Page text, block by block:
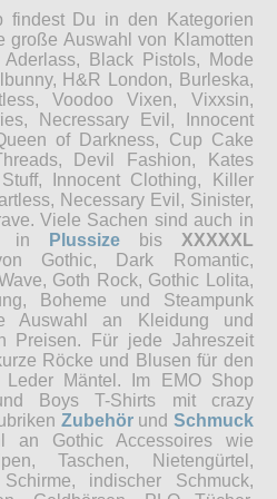
findest Du in den Kategorien
große Auswahl von Klamotten
Black Pistols, Mode
H&R London, Burleska,
Voodoo Vixen, Vixxsin,
Necressary Evil, Innocent
of Darkness, Cup Cake
Devil Fashion, Kates
Innocent Clothing, Killer
Necessary Evil, Sinister,
Viele Sachen sind auch in
in Plussize bis XXXXXL
Gothic, Dark Romantic,
Goth Rock, Gothic Lolita,
Boheme und Steampunk
Auswahl an Kleidung und
Preisen. Für jede Jahreszeit
Röcke und Blusen für den
Mäntel. Im EMO Shop
Boys T-Shirts mit crazy
Zubehörund Schmuck
an Gothic Accessoires wie
Taschen, Nietengürtel,
indischer Schmuck,